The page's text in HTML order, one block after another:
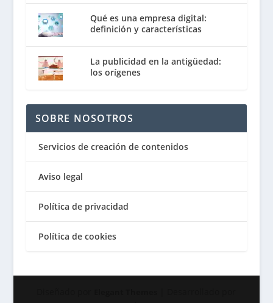
Qué es una empresa digital:
definición y características
La publicidad en la antigüedad:
los orígenes
SOBRE NOSOTROS
Servicios de creación de contenidos
Aviso legal
Política de privacidad
Política de cookies